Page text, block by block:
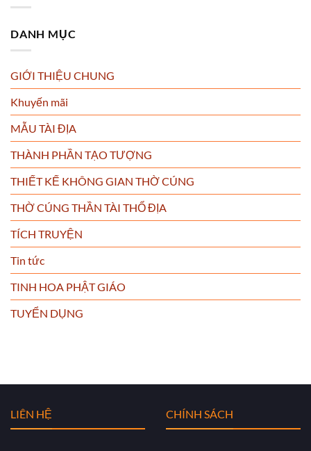
DANH MỤC
GIỚI THIỆU CHUNG
Khuyến mãi
MẪU TÀI ĐỊA
THÀNH PHẦN TẠO TƯỢNG
THIẾT KẾ KHÔNG GIAN THỜ CÚNG
THỜ CÚNG THẦN TÀI THỔ ĐỊA
TÍCH TRUYỆN
Tin tức
TINH HOA PHẬT GIÁO
TUYỂN DỤNG
LIÊN HỆ CHÍNH SÁCH